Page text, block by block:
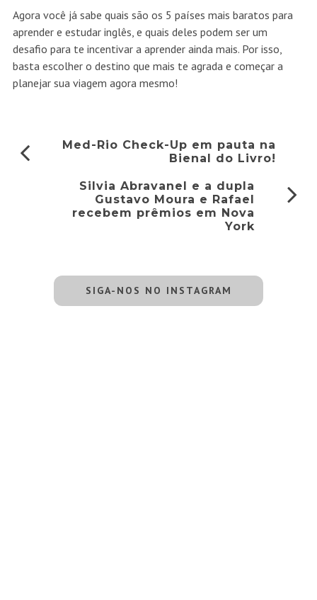
Agora você já sabe quais são os 5 países mais baratos para
aprender e estudar inglês, e quais deles podem ser um
desafio para te incentivar a aprender ainda mais. Por isso,
basta escolher o destino que mais te agrada e começar a
planejar sua viagem agora mesmo!
Med-Rio Check-Up em pauta na
Bienal do Livro!
Silvia Abravanel e a dupla
Gustavo Moura e Rafael
recebem prêmios em Nova
York
SIGA-NOS NO INSTAGRAM